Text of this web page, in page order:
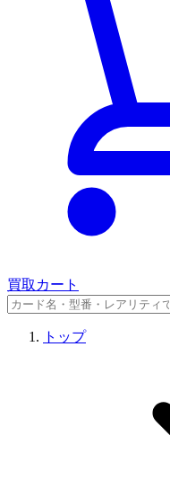
買取カート
トップ